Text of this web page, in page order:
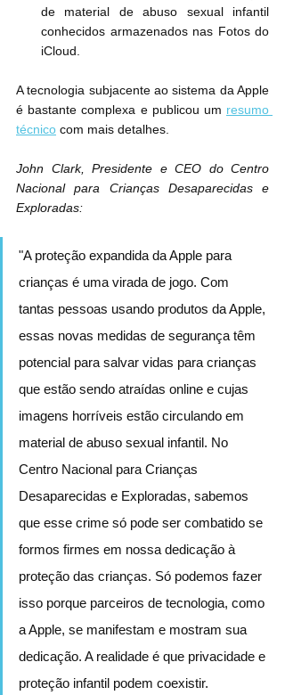
de material de abuso sexual infantil
conhecidos armazenados nas Fotos do
iCloud.
A tecnologia subjacente ao sistema da Apple
é bastante complexa e publicou um resumo
técnico com mais detalhes.
John Clark, Presidente e CEO do Centro
Nacional para Crianças Desaparecidas e
Exploradas:
"A proteção expandida da Apple para
crianças é uma virada de jogo. Com
tantas pessoas usando produtos da Apple,
essas novas medidas de segurança têm
potencial para salvar vidas para crianças
que estão sendo atraídas online e cujas
imagens horríveis estão circulando em
material de abuso sexual infantil. No
Centro Nacional para Crianças
Desaparecidas e Exploradas, sabemos
que esse crime só pode ser combatido se
formos firmes em nossa dedicação à
proteção das crianças. Só podemos fazer
isso porque parceiros de tecnologia, como
a Apple, se manifestam e mostram sua
dedicação. A realidade é que privacidade e
proteção infantil podem coexistir.